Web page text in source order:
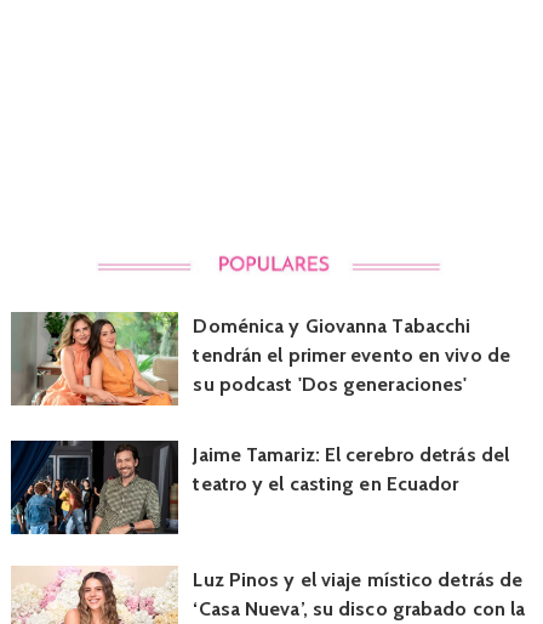
Doménica y Giovanna Tabacchi
tendrán el primer evento en vivo de
su podcast 'Dos generaciones'
Jaime Tamariz: El cerebro detrás del
teatro y el casting en Ecuador
Luz Pinos y el viaje místico detrás de
‘Casa Nueva’, su disco grabado con la